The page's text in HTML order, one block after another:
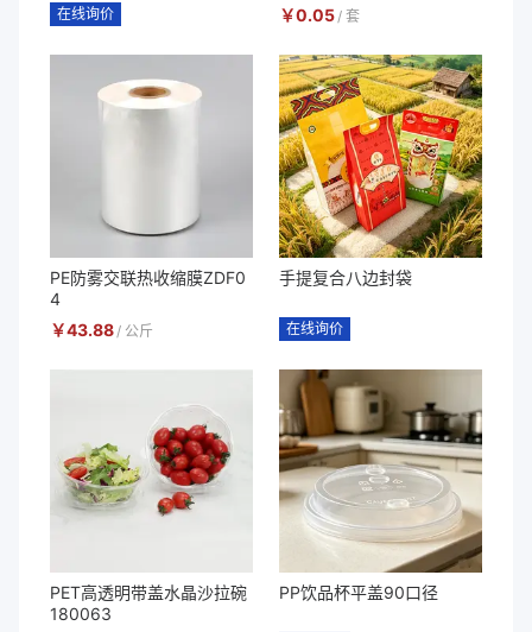
在线询价
￥0.05 / 套
PE防雾交联热收缩膜ZDF0
4
￥43.88 / 公斤
手提复合八边封袋
在线询价
PET高透明带盖水晶沙拉碗
180063
PP饮品杯平盖90口径